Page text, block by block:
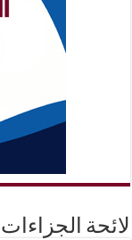
لائحة الجزاءات